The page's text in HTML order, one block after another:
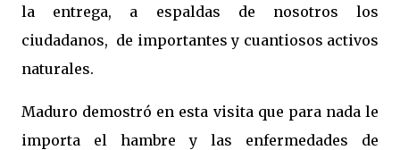
la entrega, a espaldas de nosotros los
ciudadanos, de importantes y cuantiosos activos
naturales.
Maduro demostró en esta visita que para nada le
importa el hambre y las enfermedades de